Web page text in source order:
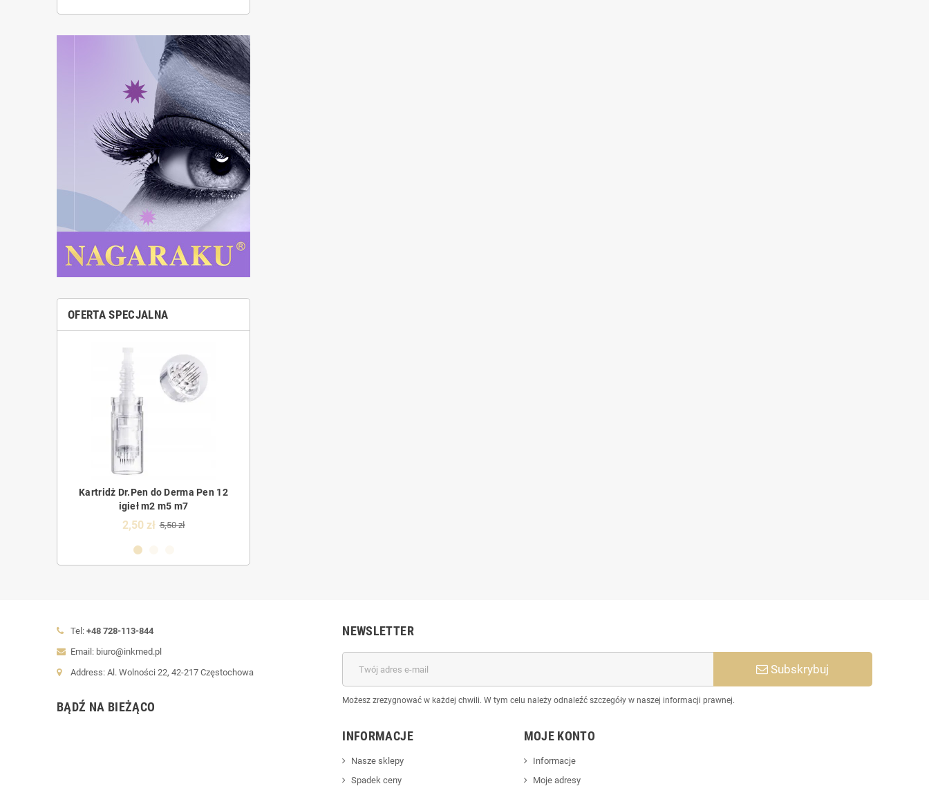
OFERTA SPECJALNA
Kartridż Dr.Pen do Derma Pen 12
igieł m2 m5 m7
2,50 zł 5,50 zł
Tel: +48 728-113-844
Email: biuro@inkmed.pl
Address: Al. Wolności 22, 42-217 Częstochowa
BĄDŹ NA BIEŻĄCO
NEWSLETTER
Subskrybuj
Możesz zrezygnować w każdej chwili. W tym celu należy odnaleźć szczegóły w naszej informacji prawnej.
INFORMACJE
Nasze sklepy
Spadek ceny
MOJE KONTO
Informacje
Moje adresy